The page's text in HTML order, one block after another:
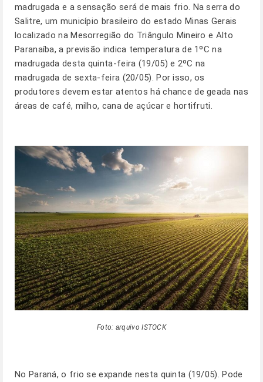
madrugada e a sensação será de mais frio. Na serra do
Salitre, um município brasileiro do estado Minas Gerais
localizado na Mesorregião do Triângulo Mineiro e Alto
Paranaíba, a previsão indica temperatura de 1ºC na
madrugada desta quinta-feira (19/05) e 2ºC na
madrugada de sexta-feira (20/05). Por isso, os
produtores devem estar atentos há chance de geada nas
áreas de café, milho, cana de açúcar e hortifruti.
Foto: arquivo ISTOCK
No Paraná, o frio se expande nesta quinta (19/05). Pode